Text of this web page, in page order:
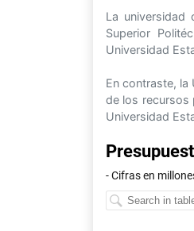
La universidad
Superior
Universidad
En contraste, la
de los recursos
Universidad